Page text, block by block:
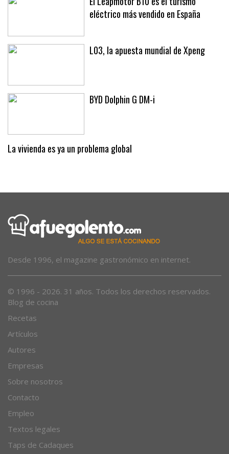
eléctrico más vendido en España
L03, la apuesta mundial de Xpeng
BYD Dolphin G DM-i
La vivienda es ya un problema global
Desde 1996, el magazine gastronómico en internet.
© 1996 - 2026. 31 años. Todos los derechos reservados.
Blog de cocina
Recetas
Artículos
Autores
Empresas
Sobre nosotros
Contacto
Empleo
Textos legales
Taps de Cadaques